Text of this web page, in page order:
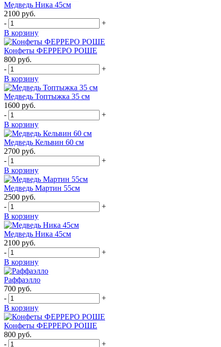
Медведь Ника 45см
2100 руб.
-
+
В корзину
Конфеты ФЕРРЕРО РОШЕ
800 руб.
-
+
В корзину
Медведь Топтыжка 35 см
1600 руб.
-
+
В корзину
Медведь Кельвин 60 см
2700 руб.
-
+
В корзину
Медведь Мартин 55см
2500 руб.
-
+
В корзину
Медведь Ника 45см
2100 руб.
-
+
В корзину
Раффаэлло
700 руб.
-
+
В корзину
Конфеты ФЕРРЕРО РОШЕ
800 руб.
-
+